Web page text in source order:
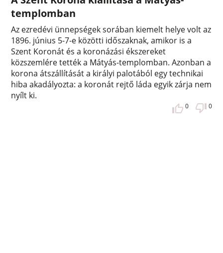
templomban
Az ezredévi ünnepségek sorában kiemelt helye volt az
1896. június 5-7-e közötti időszaknak, amikor is a
Szent Koronát és a koronázási ékszereket
közszemlére tették a Mátyás-templomban. Azonban a
korona átszállítását a királyi palotából egy technikai
hiba akadályozta: a koronát rejtő láda egyik zárja nem
nyílt ki.
0 0